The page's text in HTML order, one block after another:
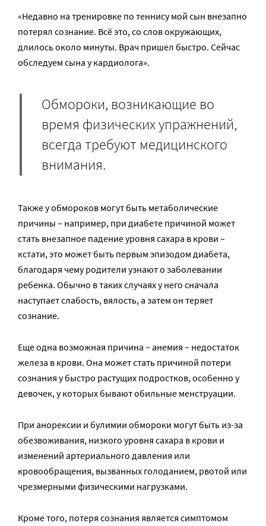
«Недавно на тренировке по теннису мой сын внезапно
потерял сознание. Всё это, со слов окружающих,
длилось около минуты. Врач пришел быстро. Сейчас
обследуем сына у кардиолога».
Обмороки, возникающие во
время физических упражнений,
всегда требуют медицинского
внимания.
Также у обмороков могут быть метаболические
причины – например, при диабете причиной может
стать внезапное падение уровня сахара в крови –
кстати, это может быть первым эпизодом диабета,
благодаря чему родители узнают о заболевании
ребенка. Обычно в таких случаях у него сначала
наступает слабость, вялость, а затем он теряет
сознание.
Еще одна возможная причина – анемия – недостаток
железа в крови. Она может стать причиной потери
сознания у быстро растущих подростков, особенно у
девочек, у которых бывают обильные менструации.
При анорексии и булимии обмороки могут быть из-за
обезвоживания, низкого уровня сахара в крови и
изменений артериального давления или
кровообращения, вызванных голоданием, рвотой или
чрезмерными физическими нагрузками.
Кроме того, потеря сознания является симптомом